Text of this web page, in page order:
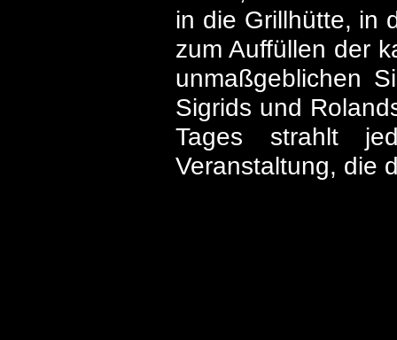
in die Grillhütte, in
zum Auffüllen der
unmaßgeblichen
Sigrids und
Tages strahlt
Veranstaltung, die